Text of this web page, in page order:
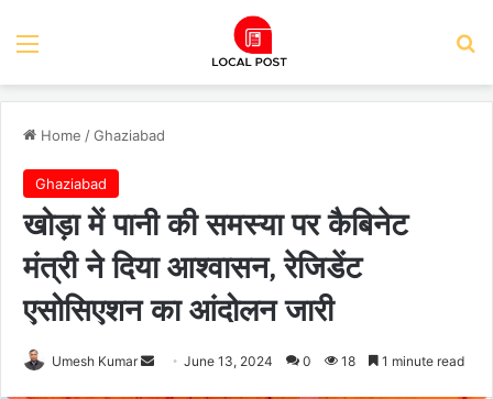
Menu
Home /Ghaziabad
Ghaziabad
खोड़ा में पानी की समस्या पर कैबिनेट
मंत्री ने दिया आश्वासन, रेजिडेंट
एसोसिएशन का आंदोलन जारी
Umesh Kumar
SendJune 13, 2024 0 18 1 minute read